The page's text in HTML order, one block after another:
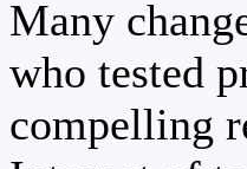
Many
who tested
compelling